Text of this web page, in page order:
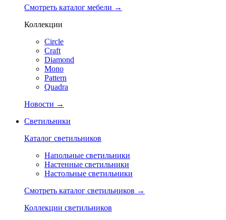
Смотреть каталог мебели →
Коллекции
Circle
Craft
Diamond
Mono
Pattern
Quadra
Новости →
Светильники
Каталог светильников
Напольные светильники
Настенные светильники
Настольные светильники
Смотреть каталог светильников →
Коллекции светильников